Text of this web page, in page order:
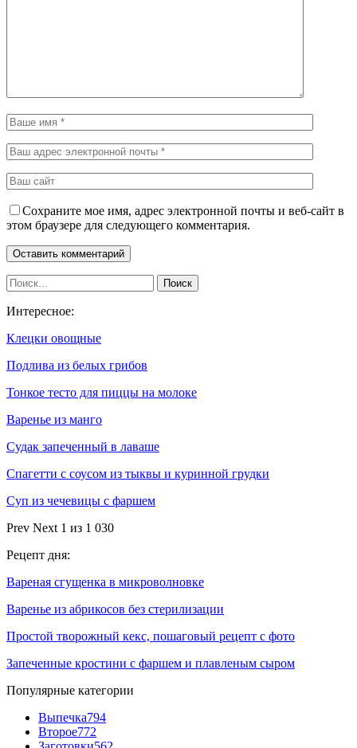
Сохраните мое имя, адрес электронной почты и веб-сайт в
этом браузере для следующего комментария.
Интересное:
Клецки овощные
Подлива из белых грибов
Тонкое тесто для пиццы на молоке
Варенье из манго
Судак запеченный в лаваше
Спагетти с соусом из тыквы и куринной грудки
Суп из чечевицы с фаршем
Prev Next 1 из 1 030
Рецепт дня:
Вареная сгущенка в микроволновке
Варенье из абрикосов без стерилизации
Простой творожный кекс, пошаговый рецепт с фото
Запеченные кростини с фаршем и плавленым сыром
Популярные категории
Выпечка794
Второе772